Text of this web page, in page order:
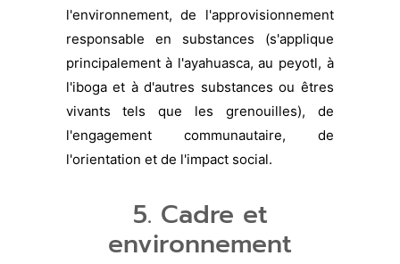
l'environnement, de l'approvisionnement
responsable en substances (s'applique
principalement à l'ayahuasca, au peyotl, à
l'iboga et à d'autres substances ou êtres
vivants tels que les grenouilles), de
l'engagement communautaire, de
l'orientation et de l'impact social.
5. Cadre et
environnement